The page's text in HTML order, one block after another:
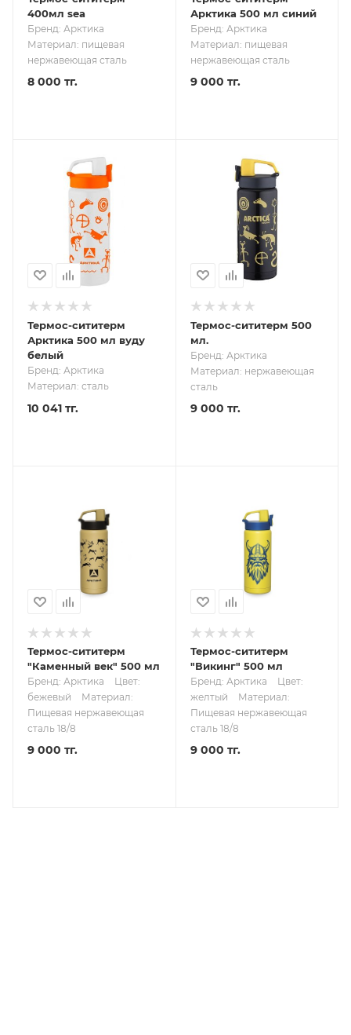
400мл sea
Бренд: Арктика
Материал: пищевая
нержавеющая сталь
8 000 тг.
Арктика 500 мл синий
Бренд: Арктика
Материал: пищевая
нержавеющая сталь
9 000 тг.
Термос-сититерм
Арктика 500 мл вуду
белый
Бренд: Арктика
Материал: сталь
10 041 тг.
Термос-сититерм 500
мл.
Бренд: Арктика
Материал: нержавеющая
сталь
9 000 тг.
Термос-сититерм
"Каменный век" 500 мл
Бренд: Арктика
Цвет:
бежевый
Материал:
Пищевая нержавеющая
сталь 18/8
9 000 тг.
Термос-сититерм
"Викинг" 500 мл
Бренд: Арктика
Цвет:
желтый
Материал:
Пищевая нержавеющая
сталь 18/8
9 000 тг.